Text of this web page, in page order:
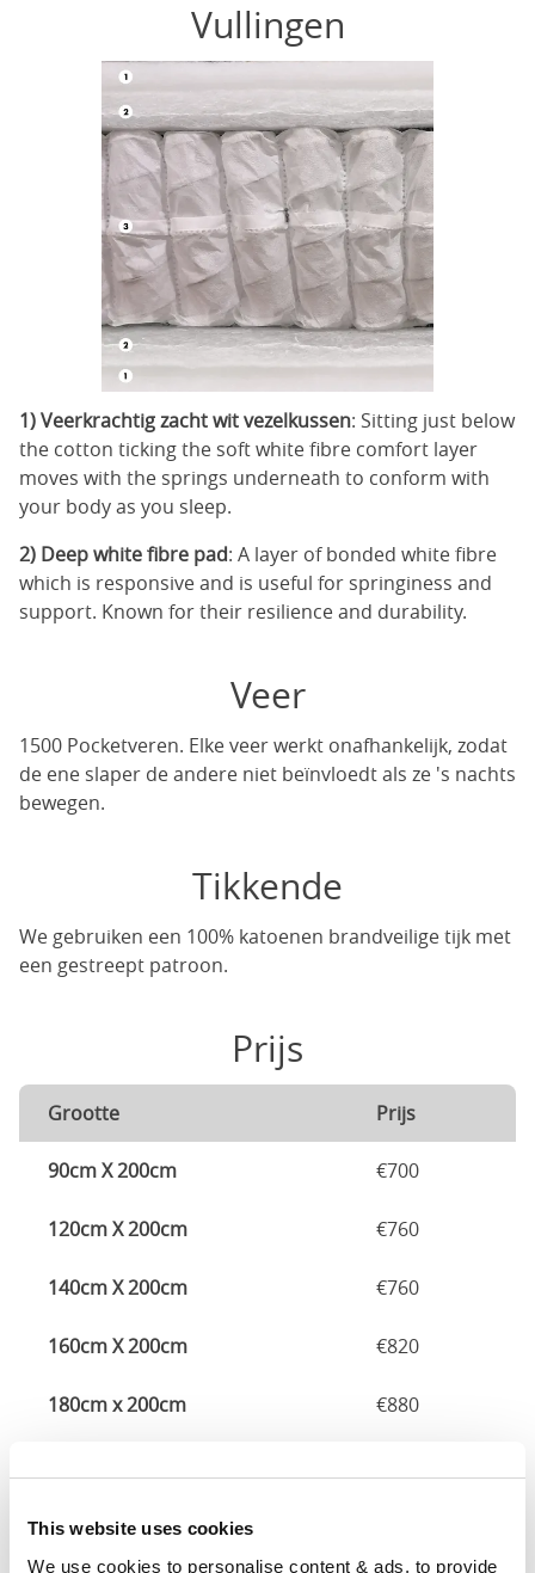
This website uses cookies
We use cookies to personalise content & ads, to provide
Vullingen
1) Veerkrachtig zacht wit vezelkussen: Sitting just below
the cotton ticking the soft white fibre comfort layer
moves with the springs underneath to conform with
your body as you sleep.
2) Deep white fibre pad: A layer of bonded white fibre
which is responsive and is useful for springiness and
support. Known for their resilience and durability.
Veer
1500 Pocketveren. Elke veer werkt onafhankelijk, zodat
de ene slaper de andere niet beïnvloedt als ze 's nachts
bewegen.
Tikkende
We gebruiken een 100% katoenen brandveilige tijk met
een gestreept patroon.
Prijs
Grootte Prijs
90cm X 200cm €700
120cm X 200cm €760
140cm X 200cm €760
160cm X 200cm €820
180cm x 200cm €880
Grootte Breedte Lengte Diepte